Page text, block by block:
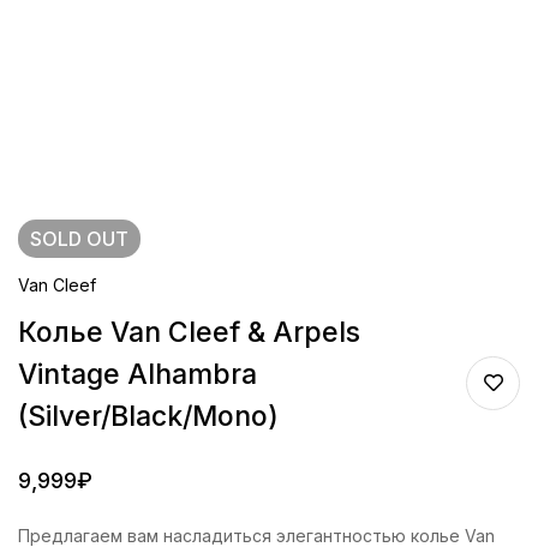
SOLD OUT
Van Cleef
Колье Van Cleef & Arpels
Vintage Alhambra
(Silver/Black/Mono)
9,999₽
Предлагаем вам насладиться элегантностью колье Van